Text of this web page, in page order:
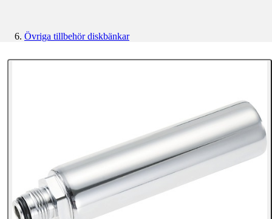
Övriga tillbehör diskbänkar